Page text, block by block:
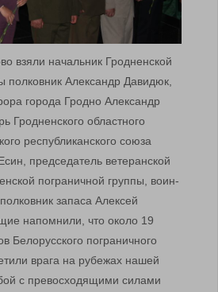
взяли начальник Гродненской
полковник Александр Давидюк,
города Гродно Александр
Гродненского областного
республиканского союза
председатель ветеранской
пограничной группы, воин-
запаса Алексей
напомнили, что около 19
Белорусского пограничного
врага на рубежах нашей
с превосходящими силами